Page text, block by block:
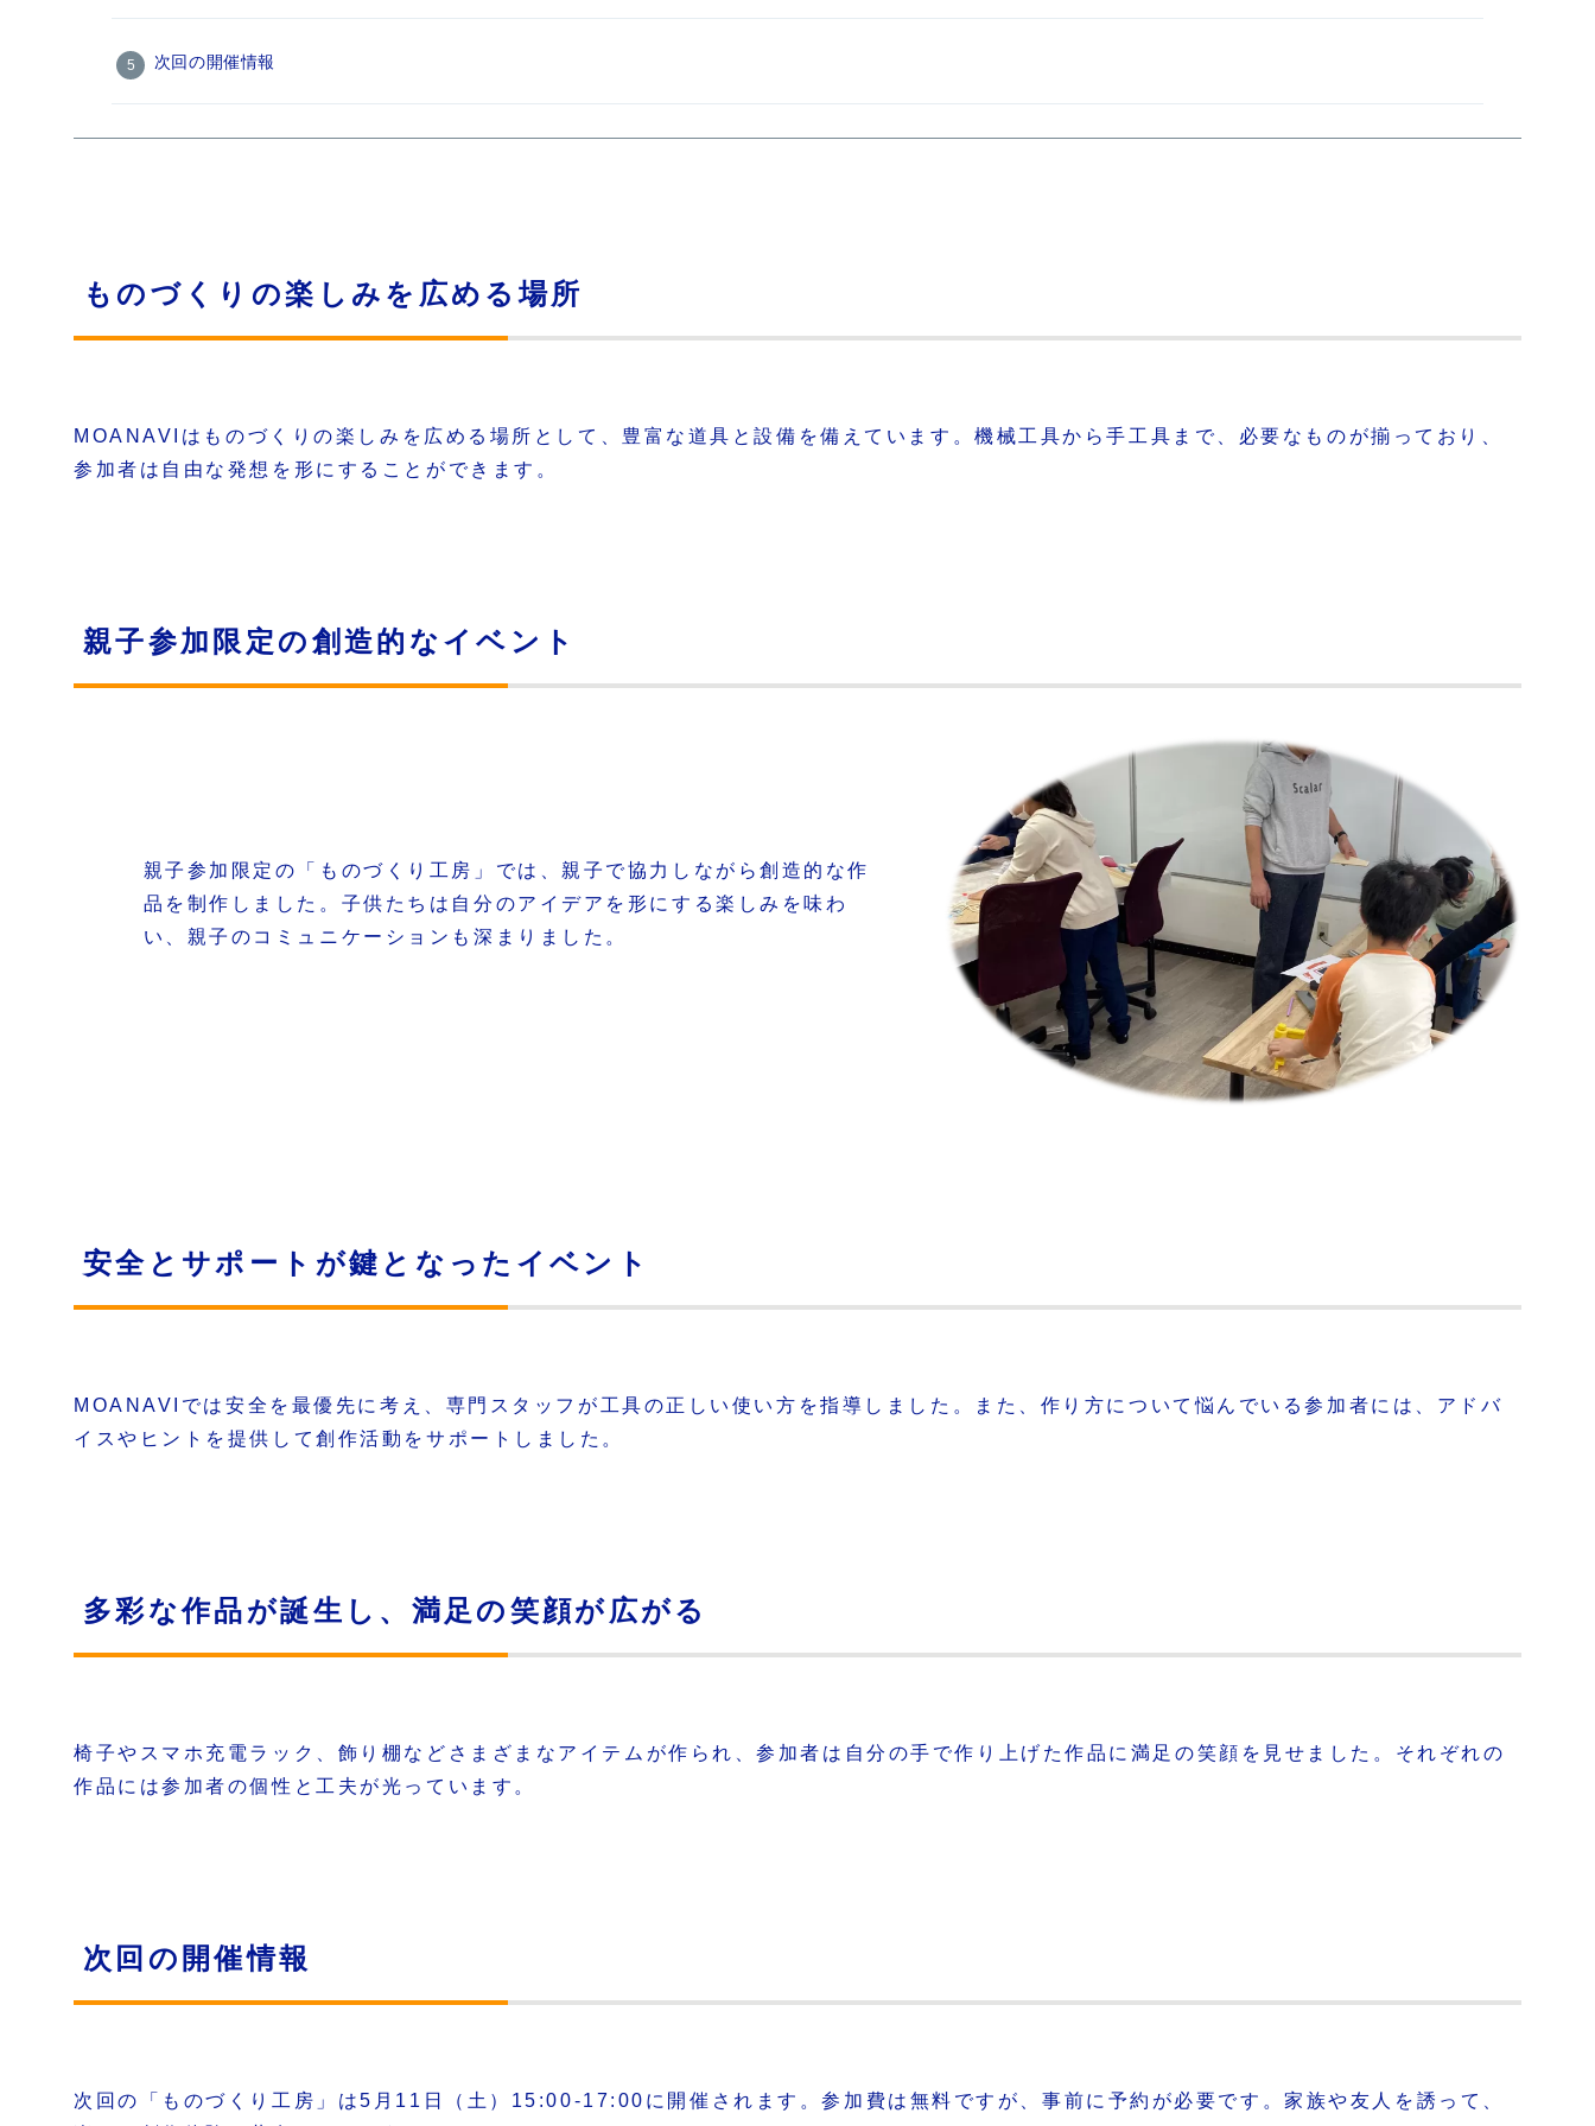
次回の開催情報
ものづくりの楽しみを広める場所
MOANAVIはものづくりの楽しみを広める場所として、豊富な道具と設備を備えています。機械工具から手工具まで、必要なものが揃っており、
参加者は自由な発想を形にすることができます。
親子参加限定の創造的なイベント
親子参加限定の「ものづくり工房」では、親子で協力しながら創造的な作
品を制作しました。子供たちは自分のアイデアを形にする楽しみを味わ
い、親子のコミュニケーションも深まりました。
安全とサポートが鍵となったイベント
MOANAVIでは安全を最優先に考え、専門スタッフが工具の正しい使い方を指導しました。また、作り方について悩んでいる参加者には、アドバ
イスやヒントを提供して創作活動をサポートしました。
多彩な作品が誕生し、満足の笑顔が広がる
椅子やスマホ充電ラック、飾り棚などさまざまなアイテムが作られ、参加者は自分の手で作り上げた作品に満足の笑顔を見せました。それぞれの
作品には参加者の個性と工夫が光っています。
次回の開催情報
次回の「ものづくり工房」は5月11日（土）15:00-17:00に開催されます。参加費は無料ですが、事前に予約が必要です。家族や友人を誘って、